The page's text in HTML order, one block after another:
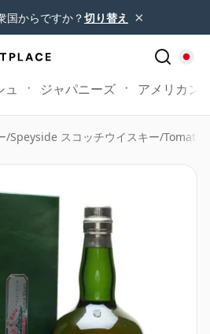
国からですか？切り替え ×
ュ ジャパニーズ アメリカン
/Speyside スコッチウイスキー/Tomatin